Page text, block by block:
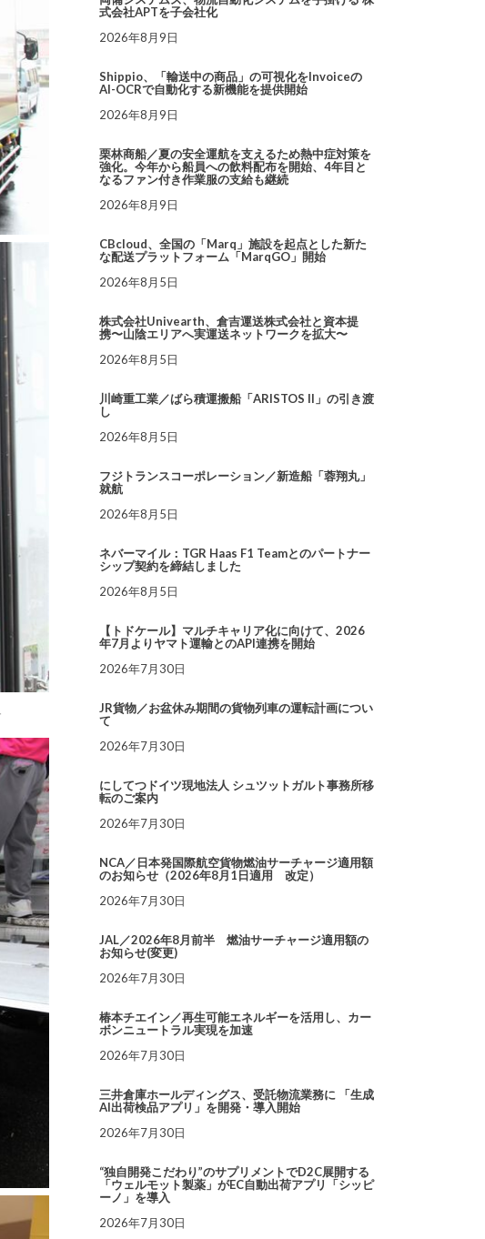
式会社APTを子会社化
2026年8月9日
Shippio、「輸送中の商品」の可視化をInvoiceの
AI-OCRで自動化する新機能を提供開始
2026年8月9日
栗林商船／夏の安全運航を支えるため熱中症対策を
強化。今年から船員への飲料配布を開始、4年目と
なるファン付き作業服の支給も継続
2026年8月9日
CBcloud、全国の「Marq」施設を起点とした新た
な配送プラットフォーム「MarqGO」開始
2026年8月5日
株式会社Univearth、倉吉運送株式会社と資本提
携〜山陰エリアへ実運送ネットワークを拡大〜
2026年8月5日
川崎重工業／ばら積運搬船「ARISTOS II」の引き渡
し
2026年8月5日
フジトランスコーポレーション／新造船「蓉翔丸」
就航
2026年8月5日
ネバーマイル：TGR Haas F1 Teamとのパートナー
シップ契約を締結しました
2026年8月5日
【トドケール】マルチキャリア化に向けて、2026
年7月よりヤマト運輸とのAPI連携を開始
2026年7月30日
JR貨物／お盆休み期間の貨物列車の運転計画につい
て
2026年7月30日
にしてつドイツ現地法人 シュツットガルト事務所移
転のご案内
2026年7月30日
NCA／日本発国際航空貨物燃油サーチャージ適用額
のお知らせ（2026年8月1日適用 改定）
2026年7月30日
JAL／2026年8月前半 燃油サーチャージ適用額の
お知らせ(変更)
2026年7月30日
椿本チエイン／再生可能エネルギーを活用し、カー
ボンニュートラル実現を加速
2026年7月30日
三井倉庫ホールディングス、受託物流業務に 「生成
AI出荷検品アプリ」を開発・導入開始
2026年7月30日
“独自開発こだわり”のサプリメントでD2C展開する
「ウェルモット製薬」がEC自動出荷アプリ「シッピ
ーノ」を導入
2026年7月30日